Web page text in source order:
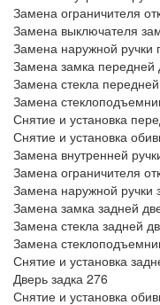
Замена ограничителя
Замена выключателя
Замена наружной ручки
Замена замка передней
Замена стекла
Замена
Снятие и установка
Снятие и установка
Замена внутренней
Замена ограничителя
Замена наружной ручки
Замена замка задней
Замена стекла задней
Замена
Снятие и установка
Дверь задка 276
Снятие и установка